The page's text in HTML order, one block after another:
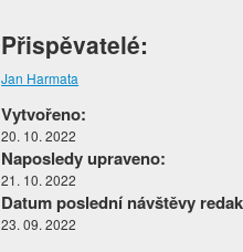
Přispěvatelé:
Jan Harmata
Vytvořeno:
20. 10. 2022
Naposledy upraveno:
21. 10. 2022
Datum poslední návštěvy
23. 09. 2022